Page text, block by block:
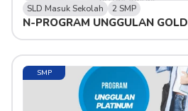
SLD Masuk Sekolah 2 SMP
N-PROGRAM UNGGULAN GOLD
SMP